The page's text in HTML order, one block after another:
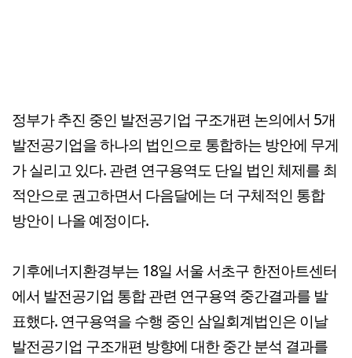
정부가 추진 중인 발전공기업 구조개편 논의에서 5개
발전공기업을 하나의 법인으로 통합하는 방안에 무게
가 실리고 있다. 관련 연구용역도 단일 법인 체제를 최
적안으로 권고하면서 다음달에는 더 구체적인 통합
방안이 나올 예정이다.
기후에너지환경부는 18일 서울 서초구 한전아트센터
에서 발전공기업 통합 관련 연구용역 중간결과를 발
표했다. 연구용역을 수행 중인 삼일회계법인은 이날
발전공기업 구조개편 방향에 대한 중간 분석 결과를